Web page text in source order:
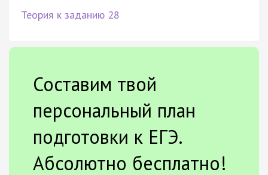
Теория к заданию 28
Составим твой
персональный план
подготовки к ЕГЭ.
Абсолютно бесплатно!